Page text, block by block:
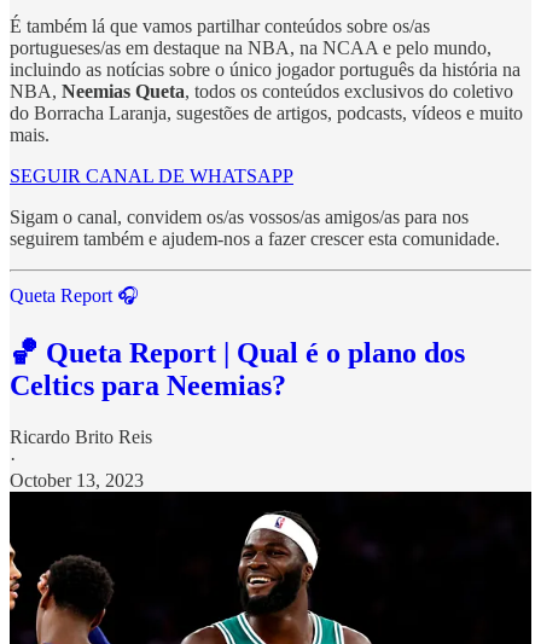
É também lá que vamos partilhar conteúdos sobre os/as
portugueses/as em destaque na NBA, na NCAA e pelo mundo,
incluindo as notícias sobre o único jogador português da história na
NBA, Neemias Queta, todos os conteúdos exclusivos do coletivo
do Borracha Laranja, sugestões de artigos, podcasts, vídeos e muito
mais.
SEGUIR CANAL DE WHATSAPP
Sigam o canal, convidem os/as vossos/as amigos/as para nos
seguirem também e ajudem-nos a fazer crescer esta comunidade.
Queta Report 🎧
🏀 Queta Report | Qual é o plano dos
Celtics para Neemias?
Ricardo Brito Reis
·
October 13, 2023